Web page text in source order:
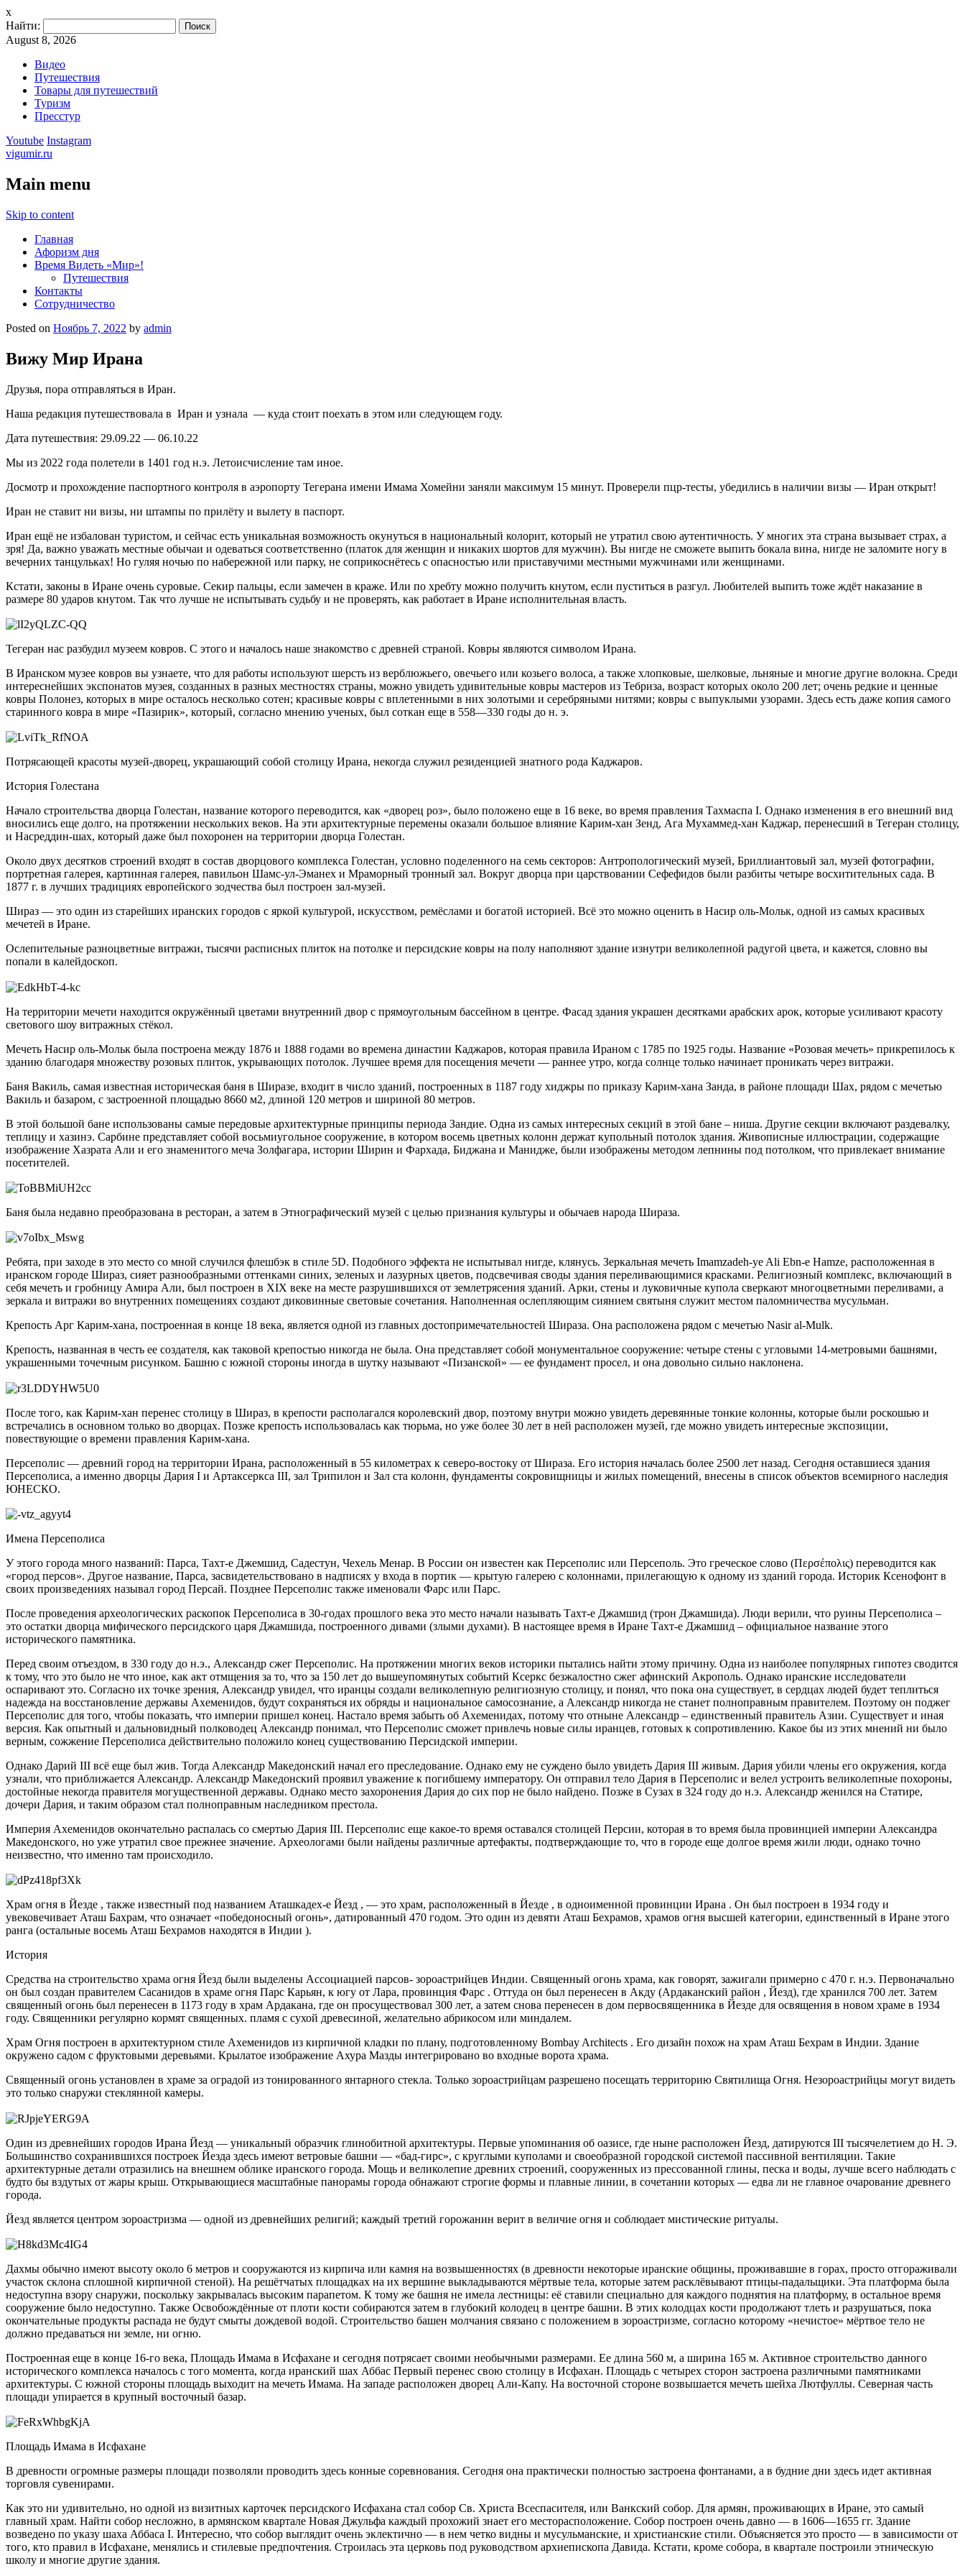
x
Найти:
August 8, 2026
Видео
Путешествия
Товары для путешествий
Туризм
Пресстур
Youtube Instagram
vigumir.ru
Main menu
Skip to content
Главная
Афоризм дня
Время Видеть «Мир»!
Путешествия
Контакты
Сотрудничество
Posted on Ноябрь 7, 2022 by admin
Вижу Мир Ирана
Друзья, пора отправляться в Иран.
Наша редакция путешествовала в Иран и узнала — куда стоит поехать в этом или следующем году.
Дата путешествия: 29.09.22 — 06.10.22
Мы из 2022 года полетели в 1401 год н.э. Летоисчисление там иное.
Досмотр и прохождение паспортного контроля в аэропорту Тегерана имени Имама Хомейни заняли максимум 15 минут. Проверели пцр-тесты, убедились в наличии визы — Иран открыт!
Иран не ставит ни визы, ни штампы по прилёту и вылету в паспорт.
Иран ещё не избалован туристом, и сейчас есть уникальная возможность окунуться в национальный колорит, который не утратил свою аутентичность. У многих эта страна вызывает страх, а
зря! Да, важно уважать местные обычаи и одеваться соответственно (платок для женщин и никаких шортов для мужчин). Вы нигде не сможете выпить бокала вина, нигде не заломите ногу в
вечерних танцульках! Но гуляя ночью по набережной или парку, не соприкоснётесь с опасностью или приставучими местными мужчинами или женщинами.
Кстати, законы в Иране очень суровые. Секир пальцы, если замечен в краже. Или по хребту можно получить кнутом, если пуститься в разгул. Любителей выпить тоже ждёт наказание в
размере 80 ударов кнутом. Так что лучше не испытывать судьбу и не проверять, как работает в Иране исполнительная власть.
Тегеран нас разбудил музеем ковров. С этого и началось наше знакомство с древней страной. Ковры являются символом Ирана.
В Иранском музее ковров вы узнаете, что для работы используют шерсть из верблюжьего, овечьего или козьего волоса, а также хлопковые, шелковые, льняные и многие другие волокна. Среди
интереснейших экспонатов музея, созданных в разных местностях страны, можно увидеть удивительные ковры мастеров из Тебриза, возраст которых около 200 лет; очень редкие и ценные
ковры Полонез, которых в мире осталось несколько сотен; красивые ковры с вплетенными в них золотыми и серебряными нитями; ковры с выпуклыми узорами. Здесь есть даже копия самого
старинного ковра в мире «Пазирик», который, согласно мнению ученых, был соткан еще в 558—330 годы до н. э.
Потрясающей красоты музей-дворец, украшающий собой столицу Ирана, некогда служил резиденцией знатного рода Каджаров.
История Голестана
Начало строительства дворца Голестан, название которого переводится, как «дворец роз», было положено еще в 16 веке, во время правления Тахмаспа I. Однако изменения в его внешний вид
вносились еще долго, на протяжении нескольких веков. На эти архитектурные перемены оказали большое влияние Карим-хан Зенд, Ага Мухаммед-хан Каджар, перенесший в Тегеран столицу,
и Насреддин-шах, который даже был похоронен на территории дворца Голестан.
Около двух десятков строений входят в состав дворцового комплекса Голестан, условно поделенного на семь секторов: Антропологический музей, Бриллиантовый зал, музей фотографии,
портретная галерея, картинная галерея, павильон Шамс-ул-Эманех и Мраморный тронный зал. Вокруг дворца при царствовании Сефефидов были разбиты четыре восхитительных сада. В
1877 г. в лучших традициях европейского зодчества был построен зал-музей.
Шираз — это один из старейших иранских городов с яркой культурой, искусством, ремёслами и богатой историей. Всё это можно оценить в Насир оль-Мольк, одной из самых красивых
мечетей в Иране.
Ослепительные разноцветные витражи, тысячи расписных плиток на потолке и персидские ковры на полу наполняют здание изнутри великолепной радугой цвета, и кажется, словно вы
попали в калейдоскоп.
На территории мечети находится окружённый цветами внутренний двор с прямоугольным бассейном в центре. Фасад здания украшен десятками арабских арок, которые усиливают красоту
светового шоу витражных стёкол.
Мечеть Насир оль-Мольк была построена между 1876 и 1888 годами во времена династии Каджаров, которая правила Ираном с 1785 по 1925 годы. Название «Розовая мечеть» прикрепилось к
зданию благодаря множеству розовых плиток, укрывающих потолок. Лучшее время для посещения мечети — раннее утро, когда солнце только начинает проникать через витражи.
Баня Вакиль, самая известная историческая баня в Ширазе, входит в число зданий, построенных в 1187 году хиджры по приказу Карим-хана Занда, в районе площади Шах, рядом с мечетью
Вакиль и базаром, с застроенной площадью 8660 м2, длиной 120 метров и шириной 80 метров.
В этой большой бане использованы самые передовые архитектурные принципы периода Зандие. Одна из самых интересных секций в этой бане – ниша. Другие секции включают раздевалку,
теплицу и хазинэ. Сарбине представляет собой восьмиугольное сооружение, в котором восемь цветных колонн держат купольный потолок здания. Живописные иллюстрации, содержащие
изображение Хазрата Али и его знаменитого меча Золфагара, истории Ширин и Фархада, Биджана и Манидже, были изображены методом лепнины под потолком, что привлекает внимание
посетителей.
Баня была недавно преобразована в ресторан, а затем в Этнографический музей с целью признания культуры и обычаев народа Шираза.
Ребята, при заходе в это место со мной случился флешбэк в стиле 5D. Подобного эффекта не испытывал нигде, клянусь. Зеркальная мечеть Imamzadeh-ye Ali Ebn-e Hamze, расположенная в
иранском городе Шираз, сияет разнообразными оттенками синих, зеленых и лазурных цветов, подсвечивая своды здания переливающимися красками. Религиозный комплекс, включающий в
себя мечеть и гробницу Амира Али, был построен в XIX веке на месте разрушившихся от землетрясения зданий. Арки, стены и луковичные купола сверкают многоцветными переливами, а
зеркала и витражи во внутренних помещениях создают диковинные световые сочетания. Наполненная ослепляющим сиянием святыня служит местом паломничества мусульман.
Крепость Арг Карим-хана, построенная в конце 18 века, является одной из главных достопримечательностей Шираза. Она расположена рядом с мечетью Nasir al-Mulk.
Крепость, названная в честь ее создателя, как таковой крепостью никогда не была. Она представляет собой монументальное сооружение: четыре стены с угловыми 14-метровыми башнями,
украшенными точечным рисунком. Башню с южной стороны иногда в шутку называют «Пизанской» — ее фундамент просел, и она довольно сильно наклонена.
После того, как Карим-хан перенес столицу в Шираз, в крепости располагался королевский двор, поэтому внутри можно увидеть деревянные тонкие колонны, которые были роскошью и
встречались в основном только во дворцах. Позже крепость использовалась как тюрьма, но уже более 30 лет в ней расположен музей, где можно увидеть интересные экспозиции,
повествующие о времени правления Карим-хана.
Персеполис — древний город на территории Ирана, расположенный в 55 километрах к северо-востоку от Шираза. Его история началась более 2500 лет назад. Сегодня оставшиеся здания
Персеполиса, а именно дворцы Дария I и Артаксеркса III, зал Трипилон и Зал ста колонн, фундаменты сокровищницы и жилых помещений, внесены в список объектов всемирного наследия
ЮНЕСКО.
Имена Персеполиса
У этого города много названий: Парса, Тахт-е Джемшид, Садестун, Чехель Менар. В России он известен как Персеполис или Персеполь. Это греческое слово (Περσέπολις) переводится как
«город персов». Другое название, Парса, засвидетельствовано в надписях у входа в портик — крытую галерею с колоннами, прилегающую к одному из зданий города. Историк Ксенофонт в
своих произведениях называл город Персай. Позднее Персеполис также именовали Фарс или Парс.
После проведения археологических раскопок Персеполиса в 30-годах прошлого века это место начали называть Тахт-е Джамшид (трон Джамшида). Люди верили, что руины Персеполиса –
это остатки дворца мифического персидского царя Джамшида, построенного дивами (злыми духами). В настоящее время в Иране Тахт-е Джамшид – официальное название этого
исторического памятника.
Перед своим отъездом, в 330 году до н.э., Александр сжег Персеполис. На протяжении многих веков историки пытались найти этому причину. Одна из наиболее популярных гипотез сводится
к тому, что это было не что иное, как акт отмщения за то, что за 150 лет до вышеупомянутых событий Ксеркс безжалостно сжег афинский Акрополь. Однако иранские исследователи
оспаривают это. Согласно их точке зрения, Александр увидел, что иранцы создали великолепную религиозную столицу, и понял, что пока она существует, в сердцах людей будет теплиться
надежда на восстановление державы Ахеменидов, будут сохраняться их обряды и национальное самосознание, а Александр никогда не станет полноправным правителем. Поэтому он поджег
Персеполис для того, чтобы показать, что империи пришел конец. Настало время забыть об Ахеменидах, потому что отныне Александр – единственный правитель Азии. Существует и иная
версия. Как опытный и дальновидный полководец Александр понимал, что Персеполис сможет привлечь новые силы иранцев, готовых к сопротивлению. Какое бы из этих мнений ни было
верным, сожжение Персеполиса действительно положило конец существованию Персидской империи.
Однако Дарий III всё еще был жив. Тогда Александр Македонский начал его преследование. Однако ему не суждено было увидеть Дария III живым. Дария убили члены его окружения, когда
узнали, что приближается Александр. Александр Македонский проявил уважение к погибшему императору. Он отправил тело Дария в Персеполис и велел устроить великолепные похороны,
достойные некогда правителя могущественной державы. Однако место захоронения Дария до сих пор не было найдено. Позже в Сузах в 324 году до н.э. Александр женился на Статире,
дочери Дария, и таким образом стал полноправным наследником престола.
Империя Ахеменидов окончательно распалась со смертью Дария III. Персеполис еще какое-то время оставался столицей Персии, которая в то время была провинцией империи Александра
Македонского, но уже утратил свое прежнее значение. Археологами были найдены различные артефакты, подтверждающие то, что в городе еще долгое время жили люди, однако точно
неизвестно, что именно там происходило.
Храм огня в Йезде , также известный под названием Аташкадех-е Йезд , — это храм, расположенный в Йезде , в одноименной провинции Ирана . Он был построен в 1934 году и
увековечивает Аташ Бахрам, что означает «победоносный огонь», датированный 470 годом. Это один из девяти Аташ Бехрамов, храмов огня высшей категории, единственный в Иране этого
ранга (остальные восемь Аташ Бехрамов находятся в Индии ).
История
Средства на строительство храма огня Йезд были выделены Ассоциацией парсов- зороастрийцев Индии. Священный огонь храма, как говорят, зажигали примерно с 470 г. н.э. Первоначально
он был создан правителем Сасанидов в храме огня Парс Карьян, к югу от Лара, провинция Фарс . Оттуда он был перенесен в Акду (Ардаканский район , Йезд), где хранился 700 лет. Затем
священный огонь был перенесен в 1173 году в храм Ардакана, где он просуществовал 300 лет, а затем снова перенесен в дом первосвященника в Йезде для освящения в новом храме в 1934
году. Священники регулярно кормят священных. пламя с сухой древесиной, желательно абрикосом или миндалем.
Храм Огня построен в архитектурном стиле Ахеменидов из кирпичной кладки по плану, подготовленному Bombay Architects . Его дизайн похож на храм Аташ Бехрам в Индии. Здание
окружено садом с фруктовыми деревьями. Крылатое изображение Ахура Мазды интегрировано во входные ворота храма.
Священный огонь установлен в храме за оградой из тонированного янтарного стекла. Только зороастрийцам разрешено посещать территорию Святилища Огня. Незороастрийцы могут видеть
это только снаружи стеклянной камеры.
Один из древнейших городов Ирана Йезд — уникальный образчик глинобитной архитектуры. Первые упоминания об оазисе, где ныне расположен Йезд, датируются III тысячелетием до Н. Э.
Большинство сохранившихся построек Йезда здесь имеют ветровые башни — «бад-гирс», с круглыми куполами и своеобразной городской системой пассивной вентиляции. Такие
архитектурные детали отразились на внешнем облике иранского города. Мощь и великолепие древних строений, сооруженных из прессованной глины, песка и воды, лучше всего наблюдать с
будто бы вздутых от жары крыш. Открывающиеся масштабные панорамы города обнажают строгие формы и плавные линии, в сочетании которых — едва ли не главное очарование древнего
города.
Йезд является центром зороастризма — одной из древнейших религий; каждый третий горожанин верит в величие огня и соблюдает мистические ритуалы.
Дахмы обычно имеют высоту около 6 метров и сооружаются из кирпича или камня на возвышенностях (в древности некоторые иранские общины, проживавшие в горах, просто отгораживали
участок склона сплошной кирпичной стеной). На решётчатых площадках на их вершине выкладываются мёртвые тела, которые затем расклёвывают птицы-падальщики. Эта платформа была
недоступна взору снаружи, поскольку закрывалась высоким парапетом. К тому же башня не имела лестницы: её ставили специально для каждого поднятия на платформу, в остальное время
сооружение было недоступно. Также Освобождённые от плоти кости собираются затем в глубокий колодец в центре башни. В этих колодцах кости продолжают тлеть и разрушаться, пока
окончательные продукты распада не будут смыты дождевой водой. Строительство башен молчания связано с положением в зороастризме, согласно которому «нечистое» мёртвое тело не
должно предаваться ни земле, ни огню.
Построенная еще в конце 16-го века, Площадь Имама в Исфахане и сегодня потрясает своими необычными размерами. Ее длина 560 м, а ширина 165 м. Активное строительство данного
исторического комплекса началось с того момента, когда иранский шах Аббас Первый перенес свою столицу в Исфахан. Площадь с четырех сторон застроена различными памятниками
архитектуры. С южной стороны площадь выходит на мечеть Имама. На западе расположен дворец Али-Капу. На восточной стороне возвышается мечеть шейха Лютфуллы. Северная часть
площади упирается в крупный восточный базар.
Площадь Имама в Исфахане
В древности огромные размеры площади позволяли проводить здесь конные соревнования. Сегодня она практически полностью застроена фонтанами, а в будние дни здесь идет активная
торговля сувенирами.
Как это ни удивительно, но одной из визитных карточек персидского Исфахана стал собор Св. Христа Всеспасителя, или Ванкский собор. Для армян, проживающих в Иране, это самый
главный храм. Найти собор несложно, в армянском квартале Новая Джульфа каждый прохожий знает его месторасположение. Собор построен очень давно — в 1606—1655 гг. Здание
возведено по указу шаха Аббаса I. Интересно, что собор выглядит очень эклектично — в нем четко видны и мусульманские, и христианские стили. Объясняется это просто — в зависимости от
того, кто правил в Исфахане, менялись и стилевые предпочтения. Строилась эта церковь под руководством архиепископа Давида. Кстати, кроме собора, в квартале построили этническую
школу и многие другие здания.